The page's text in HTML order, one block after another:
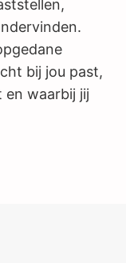
bij jou past,
en waarbij jij